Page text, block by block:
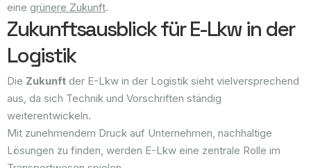
eine grünere Zukunft.
Zukunftsausblick für E-Lkw in der
Logistik
Die Zukunft der E-Lkw in der Logistik sieht vielversprechend
aus, da sich Technik und Vorschriften ständig
weiterentwickeln.
Mit zunehmendem Druck auf Unternehmen, nachhaltige
Lösungen zu finden, werden E-Lkw eine zentrale Rolle im